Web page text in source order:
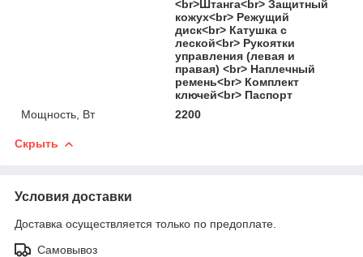
<br>Штанга<br> Защитный
кожух<br> Режущий
диск<br> Катушка с
леской<br> Рукоятки
управления (левая и
правая) <br> Наплечный
ремень<br> Комплект
ключей<br> Паспорт
Мощность, Вт
2200
Скрыть
Условия доставки
Доставка осуществляется только по предоплате.
Самовывоз